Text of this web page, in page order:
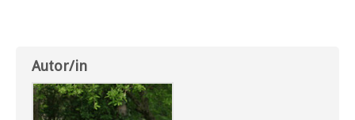
Autor/in